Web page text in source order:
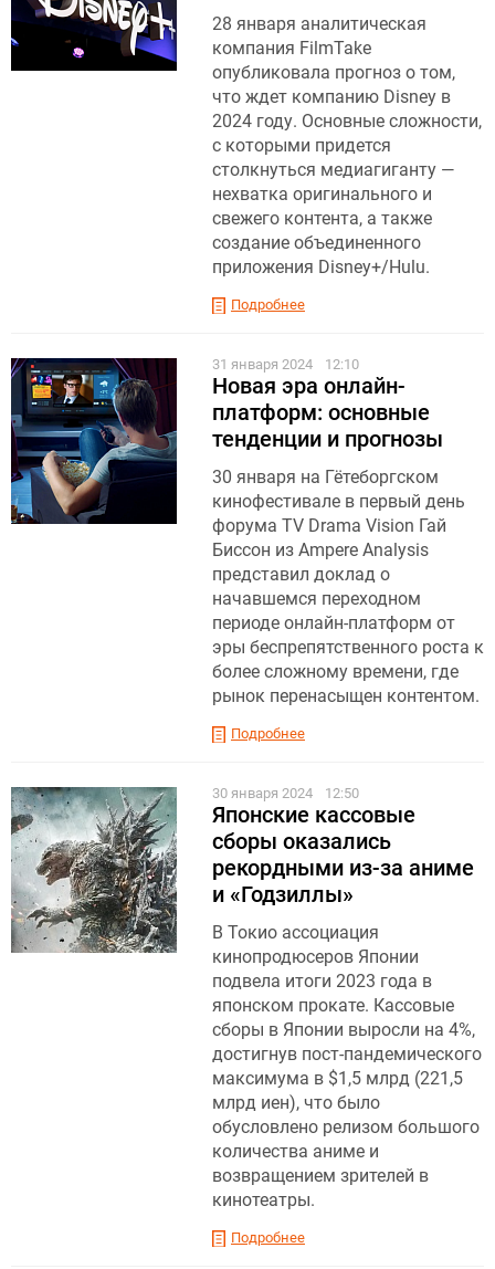
28 января аналитическая
компания FilmTake
опубликовала прогноз о том,
что ждет компанию Disney в
2024 году. Основные сложности,
с которыми придется
столкнуться медиагиганту —
нехватка оригинального и
свежего контента, а также
создание объединенного
приложения Disney+/Hulu.
Подробнее
31 января 2024 12:10
Новая эра онлайн-
платформ: основные
тенденции и прогнозы
30 января на Гётеборгском
кинофестивале в первый день
форума TV Drama Vision Гай
Биссон из Ampere Analysis
представил доклад о
начавшемся переходном
периоде онлайн-платформ от
эры беспрепятственного роста к
более сложному времени, где
рынок перенасыщен контентом.
Подробнее
30 января 2024 12:50
Японские кассовые
сборы оказались
рекордными из-за аниме
и «Годзиллы»
В Токио ассоциация
кинопродюсеров Японии
подвела итоги 2023 года в
японском прокате. Кассовые
сборы в Японии выросли на 4%,
достигнув пост-пандемического
максимума в $1,5 млрд (221,5
млрд иен), что было
обусловлено релизом большого
количества аниме и
возвращением зрителей в
кинотеатры.
Подробнее